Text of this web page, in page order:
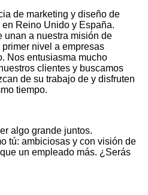
de marketing y diseño de
Reino Unido y España.
unan a nuestra misión de
nivel a empresas
Nos entusiasma mucho
clientes y buscamos
de su trabajo de y disfruten
tiempo.
algo grande juntos.
tú: ambiciosas y con visión de
un empleado más. ¿Serás